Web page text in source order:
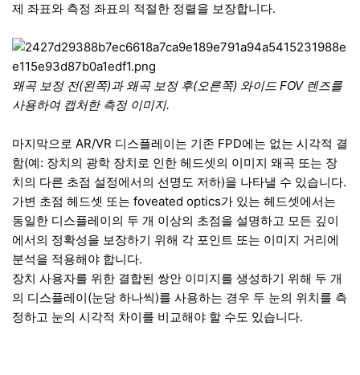
제 좌표와 측정 좌표의 적절한 정렬을 보장합니다.
왜곡 보정 전(왼쪽)과 왜곡 보정 후(오른쪽) 와이드 FOV 렌즈를
사용하여 캡처한 측정 이미지.
마지막으로 AR/VR 디스플레이는 기존 FPD에는 없는 시각적 결
함(예: 장치의 광학 장치로 인한 헤드셋의 이미지 왜곡 또는 장
치의 다른 초점 설정에서의 선명도 저하)을 나타낼 수 있습니다.
가변 초점 헤드셋 또는 foveated optics가 있는 헤드셋에서는
동일한 디스플레이의 두 개 이상의 초점을 설명하고 모든 깊이
에서의 정확성을 보장하기 위해 각 포인트 또는 이미지 거리에
분석을 적용해야 합니다.
장치 사용자를 위한 결합된 쌍안 이미지를 생성하기 위해 두 개
의 디스플레이(눈당 하나씩)를 사용하는 경우 두 눈의 위치를 측
정하고 눈의 시각적 차이를 비교해야 할 수도 있습니다.